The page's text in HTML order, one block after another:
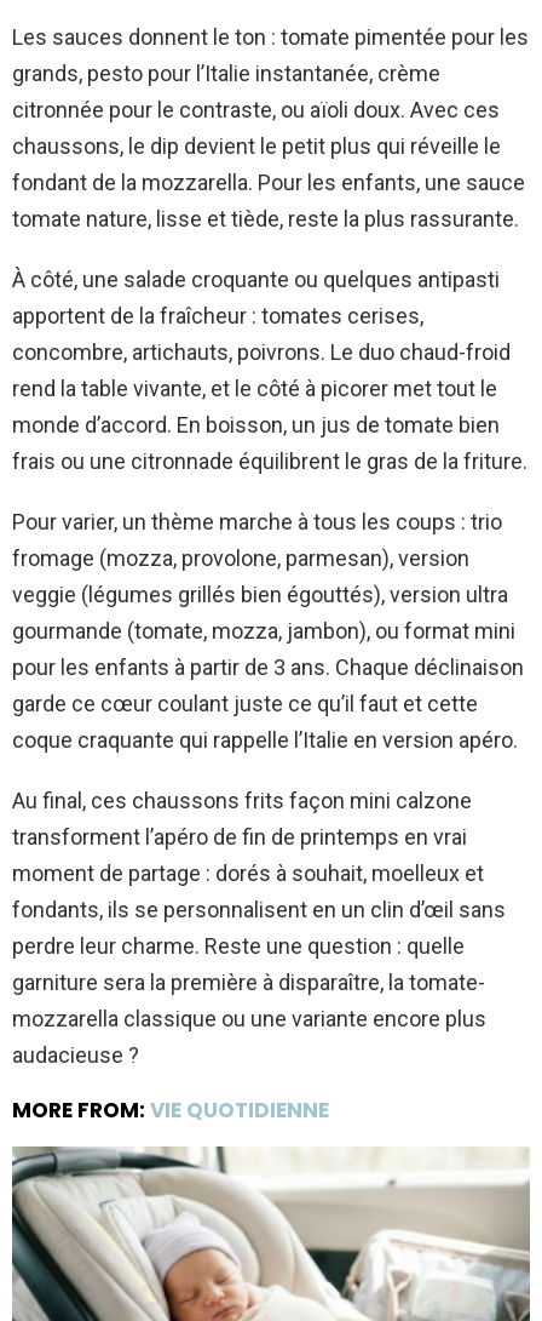
Les sauces donnent le ton : tomate pimentée pour les
grands, pesto pour l’Italie instantanée, crème
citronnée pour le contraste, ou aïoli doux. Avec ces
chaussons, le dip devient le petit plus qui réveille le
fondant de la mozzarella. Pour les enfants, une sauce
tomate nature, lisse et tiède, reste la plus rassurante.
À côté, une salade croquante ou quelques antipasti
apportent de la fraîcheur : tomates cerises,
concombre, artichauts, poivrons. Le duo chaud-froid
rend la table vivante, et le côté à picorer met tout le
monde d’accord. En boisson, un jus de tomate bien
frais ou une citronnade équilibrent le gras de la friture.
Pour varier, un thème marche à tous les coups : trio
fromage (mozza, provolone, parmesan), version
veggie (légumes grillés bien égouttés), version ultra
gourmande (tomate, mozza, jambon), ou format mini
pour les enfants à partir de 3 ans. Chaque déclinaison
garde ce cœur coulant juste ce qu’il faut et cette
coque craquante qui rappelle l’Italie en version apéro.
Au final, ces chaussons frits façon mini calzone
transforment l’apéro de fin de printemps en vrai
moment de partage : dorés à souhait, moelleux et
fondants, ils se personnalisent en un clin d’œil sans
perdre leur charme. Reste une question : quelle
garniture sera la première à disparaître, la tomate-
mozzarella classique ou une variante encore plus
audacieuse ?
MORE FROM: VIE QUOTIDIENNE